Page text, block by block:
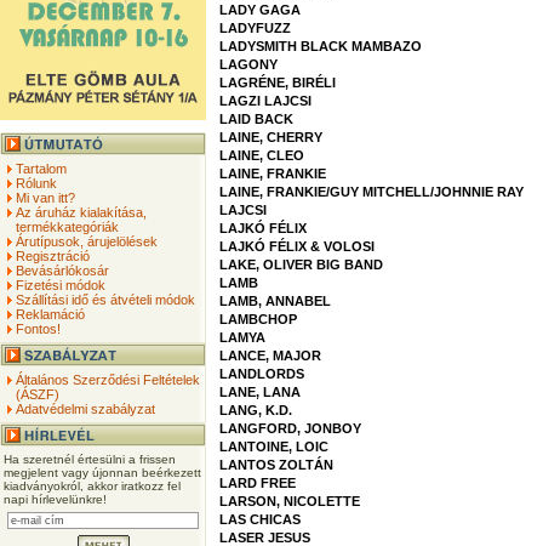
Tartalom
Rólunk
Mi van itt?
Az áruház kialakítása,
termékkategóriák
Árutípusok, árujelölések
Regisztráció
Bevásárlókosár
Fizetési módok
Szállítási idő és átvételi módok
Reklamáció
Fontos!
Általános Szerződési Feltételek
(ÁSZF)
Adatvédelmi szabályzat
Ha szeretnél értesülni a frissen
megjelent vagy újonnan beérkezett
kiadványokról, akkor iratkozz fel
napi hírlevelünkre!
LADY GAGA
LADYFUZZ
LADYSMITH BLACK MAMBAZO
LAGONY
LAGRÉNE, BIRÉLI
LAGZI LAJCSI
LAID BACK
LAINE, CHERRY
LAINE, CLEO
LAINE, FRANKIE
LAINE, FRANKIE/GUY MITCHELL/JOHNNIE RAY
LAJCSI
LAJKÓ FÉLIX
LAJKÓ FÉLIX & VOLOSI
LAKE, OLIVER BIG BAND
LAMB
LAMB, ANNABEL
LAMBCHOP
LAMYA
LANCE, MAJOR
LANDLORDS
LANE, LANA
LANG, K.D.
LANGFORD, JONBOY
LANTOINE, LOIC
LANTOS ZOLTÁN
LARD FREE
LARSON, NICOLETTE
LAS CHICAS
LASER JESUS